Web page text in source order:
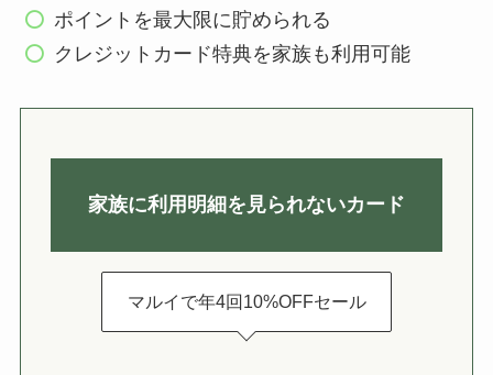
ポイントを最大限に貯められる
クレジットカード特典を家族も利用可能
家族に利用明細を見られないカード
マルイで年4回10%OFFセール